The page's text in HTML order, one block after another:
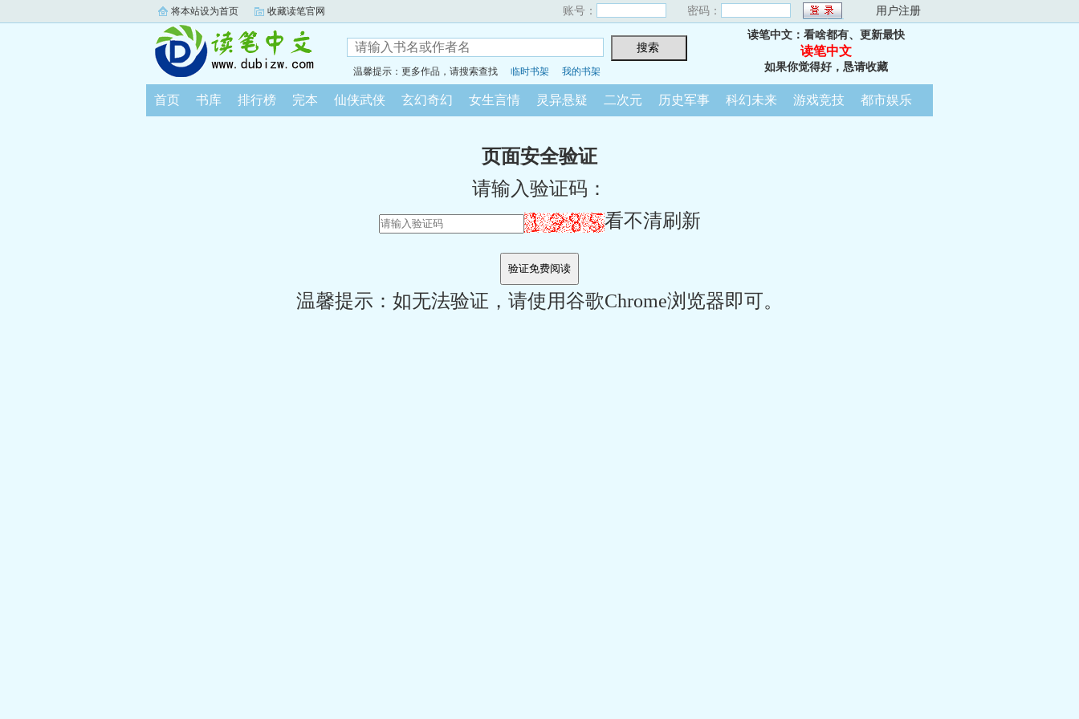
将本站设为首页 收藏读笔官网 账号： 密码： 用户注册
温馨提示：更多作品，请搜索查找 临时书架 我的书架
读笔中文：看啥都有、更新最快
读笔中文
如果你觉得好，恳请收藏
首页 书库 排行榜 完本 仙侠武侠 玄幻奇幻 女生言情 灵异悬疑 二次元 历史军事 科幻未来 游戏竞技 都市娱乐
页面安全验证
请输入验证码：
看不清刷新
温馨提示：如无法验证，请使用谷歌Chrome浏览器即可。